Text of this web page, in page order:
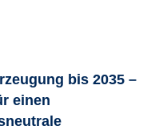
bis 2035 –
einen